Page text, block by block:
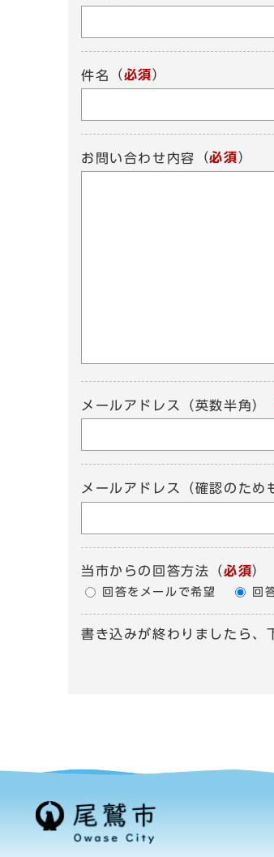
件名 （必須）
お問い合わせ内容 （必須）
メールアドレス（英数半角）
メールアドレス（確認のため
当市からの回答方法 （必須）
回答をメールで希望 回
書き込みが終わりましたら、